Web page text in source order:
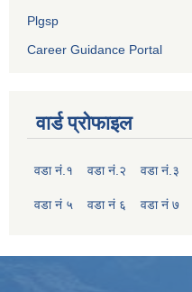
Plgsp
Career Guidance Portal
वार्ड प्रोफाइल
वडा नं.१ वडा नं.२ वडा नं.३
वडा नं ५ वडा नं ६ वडा नं ७